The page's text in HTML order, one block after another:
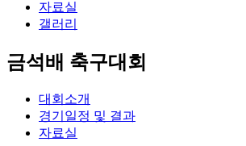
자료실
갤러리
금석배 축구대회
대회소개
경기일정 및 결과
자료실